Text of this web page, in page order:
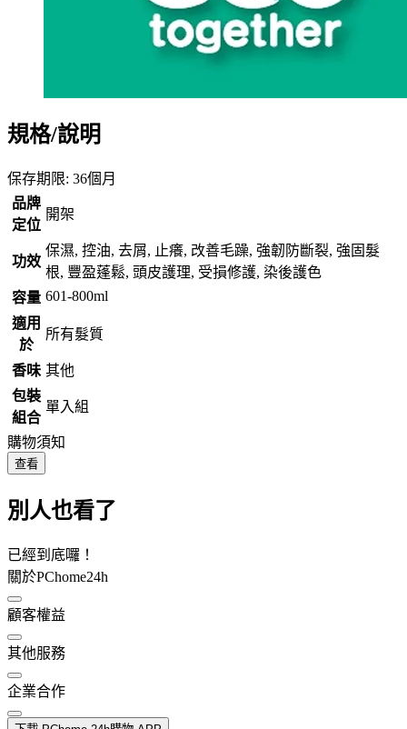
規格/說明
保存期限: 36個月
品牌
定位
開架
功效
保濕, 控油, 去屑, 止癢, 改善毛躁, 強韌防斷裂, 強固髮
根, 豐盈蓬鬆, 頭皮護理, 受損修護, 染後護色
容量 601-800ml
適用
於
所有髮質
香味 其他
包裝
組合
單入組
購物須知
查看
別人也看了
已經到底囉！
關於PChome24h
顧客權益
其他服務
企業合作